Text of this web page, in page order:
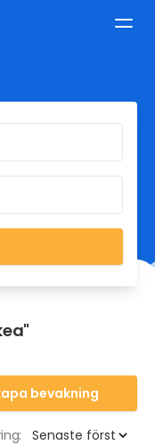
bevakning